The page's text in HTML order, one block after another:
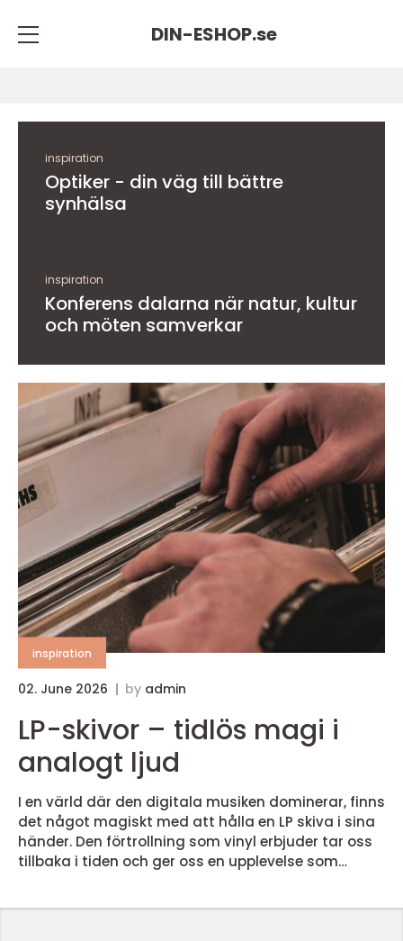
DIN-ESHOP.se
inspiration
Optiker - din väg till bättre
synhälsa
inspiration
Konferens dalarna när natur, kultur
och möten samverkar
inspiration
02. June 2026 by admin
LP-skivor – tidlös magi i
analogt ljud
I en värld där den digitala musiken dominerar, finns
det något magiskt med att hålla en LP skiva i sina
händer. Den förtrollning som vinyl erbjuder tar oss
tillbaka i tiden och ger oss en upplevelse som